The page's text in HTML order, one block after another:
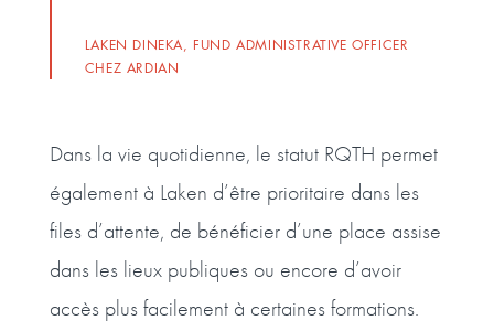
LAKEN DINEKA, FUND ADMINISTRATIVE OFFICER
CHEZ ARDIAN
Dans la vie quotidienne, le statut RQTH permet
également à Laken d’être prioritaire dans les
files d’attente, de bénéficier d’une place assise
dans les lieux publiques ou encore d’avoir
accès plus facilement à certaines formations.